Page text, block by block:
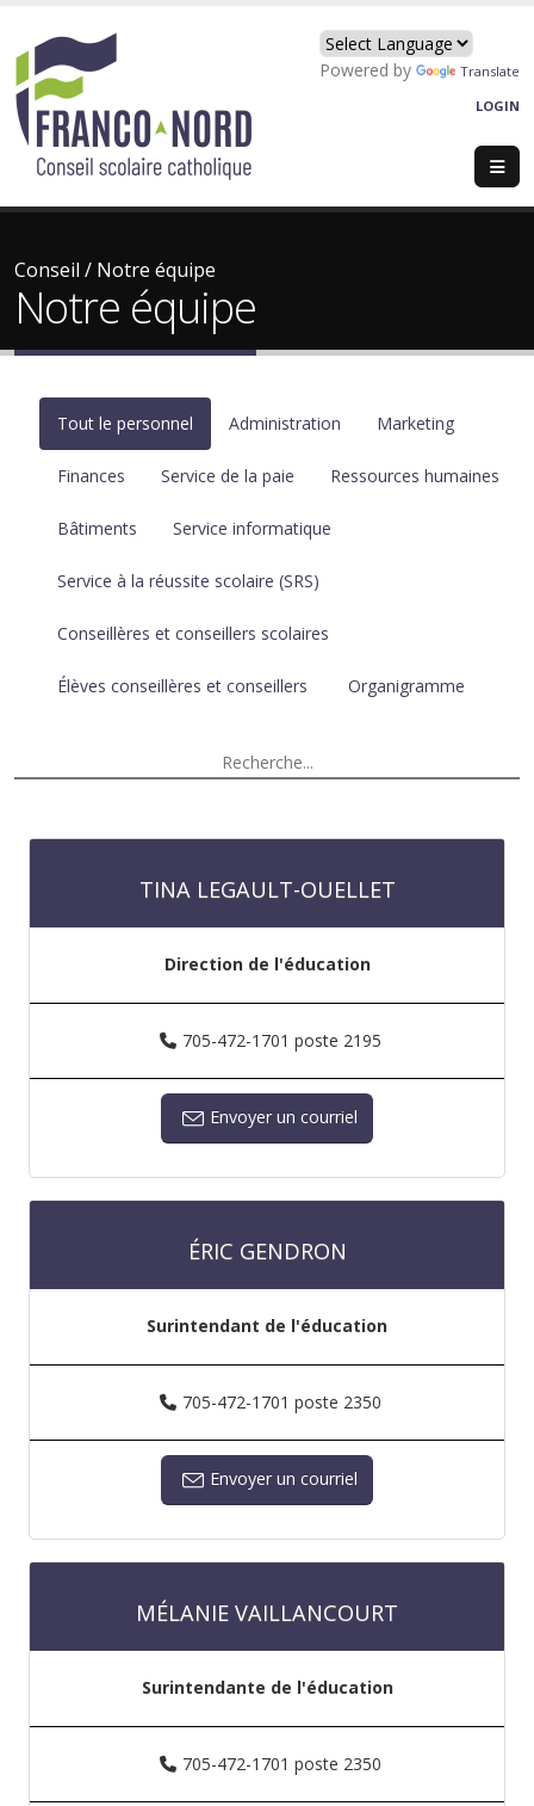
Powered by
Translate
LOGIN
Conseil / Notre équipe
Notre équipe
Tout le personnel Administration Marketing
Finances Service de la paie Ressources humaines
Bâtiments Service informatique
Service à la réussite scolaire (SRS)
Conseillères et conseillers scolaires
Élèves conseillères et conseillers Organigramme
TINA LEGAULT-OUELLET
Direction de l'éducation
705-472-1701 poste 2195
Envoyer un courriel
ÉRIC GENDRON
Surintendant de l'éducation
705-472-1701 poste 2350
Envoyer un courriel
MÉLANIE VAILLANCOURT
Surintendante de l'éducation
705-472-1701 poste 2350